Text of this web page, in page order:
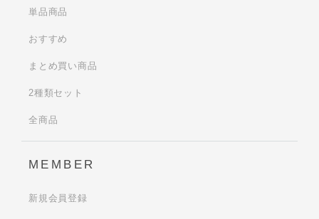
単品商品
おすすめ
まとめ買い商品
2種類セット
全商品
MEMBER
新規会員登録